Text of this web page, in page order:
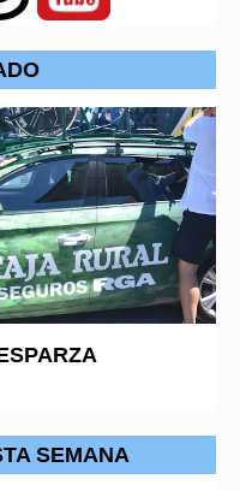
SEMANA